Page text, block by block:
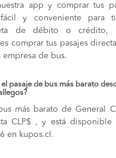
app y comprar tus
fácil y conveniente para
de débito o crédito,
comprar tus pasajes
de bus.
pasaje de bus más barato
más barato de General
CLP$ , y está
en kupos.cl.